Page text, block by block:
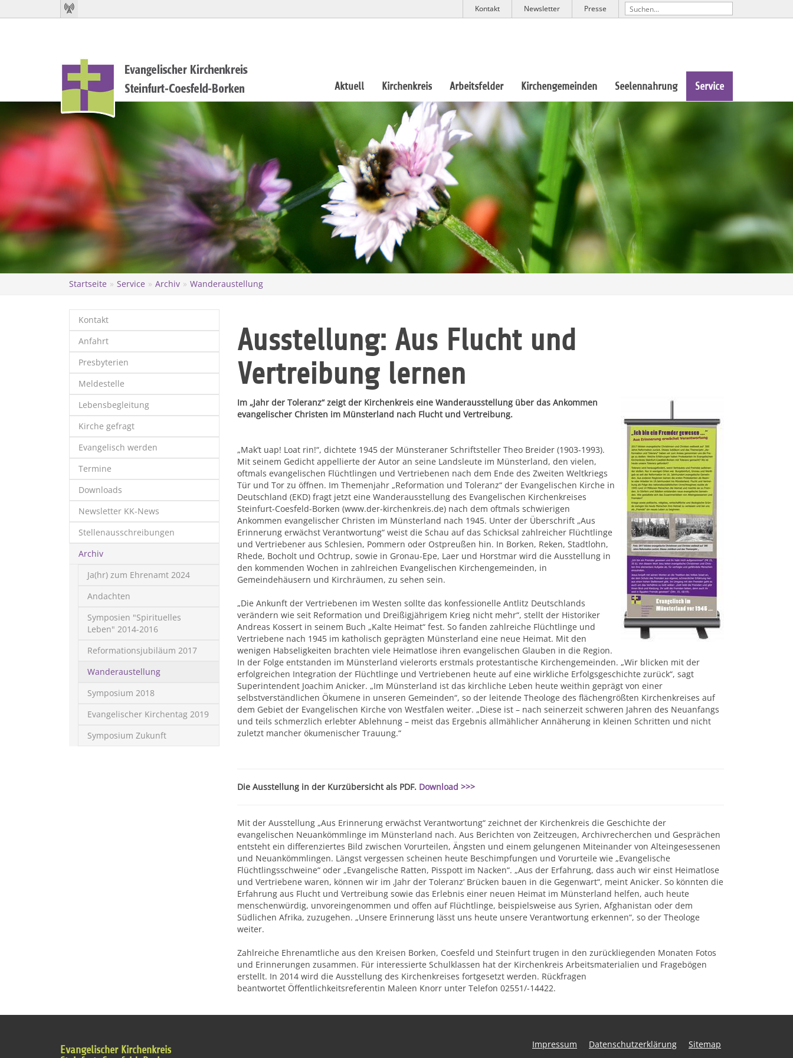
Presse
Newsletter
Kontakt
Aktuell Kirchenkreis Arbeitsfelder Kirchengemeinden Seelennahrung Service
Startseite Service Archiv Wanderaustellung
Kontakt
Anfahrt
Presbyterien
Meldestelle
Lebensbegleitung
Kirche gefragt
Evangelisch werden
Termine
Downloads
Newsletter KK-News
Stellenausschreibungen
Archiv
Ja(hr) zum Ehrenamt 2024
Andachten
Symposien "Spirituelles
Leben" 2014-2016
Reformationsjubiläum 2017
Wanderaustellung
Symposium 2018
Evangelischer Kirchentag 2019
Symposium Zukunft
Ausstellung: Aus Flucht und
Vertreibung lernen
Im „Jahr der Toleranz“ zeigt der Kirchenkreis eine Wanderausstellung über das Ankommen
evangelischer Christen im Münsterland nach Flucht und Vertreibung.
„Mak’t uap! Loat rin!“, dichtete 1945 der Münsteraner Schriftsteller Theo Breider (1903-1993).
Mit seinem Gedicht appellierte der Autor an seine Landsleute im Münsterland, den vielen,
oftmals evangelischen Flüchtlingen und Vertriebenen nach dem Ende des Zweiten Weltkriegs
Tür und Tor zu öffnen. Im Themenjahr „Reformation und Toleranz“ der Evangelischen Kirche in
Deutschland (EKD) fragt jetzt eine Wanderausstellung des Evangelischen Kirchenkreises
Steinfurt-Coesfeld-Borken (www.der-kirchenkreis.de) nach dem oftmals schwierigen
Ankommen evangelischer Christen im Münsterland nach 1945. Unter der Überschrift „Aus
Erinnerung erwächst Verantwortung“ weist die Schau auf das Schicksal zahlreicher Flüchtlinge
und Vertriebener aus Schlesien, Pommern oder Ostpreußen hin. In Borken, Reken, Stadtlohn,
Rhede, Bocholt und Ochtrup, sowie in Gronau-Epe, Laer und Horstmar wird die Ausstellung in
den kommenden Wochen in zahlreichen Evangelischen Kirchengemeinden, in
Gemeindehäusern und Kirchräumen, zu sehen sein.
„Die Ankunft der Vertriebenen im Westen sollte das konfessionelle Antlitz Deutschlands
verändern wie seit Reformation und Dreißigjährigem Krieg nicht mehr“, stellt der Historiker
Andreas Kossert in seinem Buch „Kalte Heimat“ fest. So fanden zahlreiche Flüchtlinge und
Vertriebene nach 1945 im katholisch geprägten Münsterland eine neue Heimat. Mit den
wenigen Habseligkeiten brachten viele Heimatlose ihren evangelischen Glauben in die Region.
In der Folge entstanden im Münsterland vielerorts erstmals protestantische Kirchengemeinden. „Wir blicken mit der
erfolgreichen Integration der Flüchtlinge und Vertriebenen heute auf eine wirkliche Erfolgsgeschichte zurück“, sagt
Superintendent Joachim Anicker. „Im Münsterland ist das kirchliche Leben heute weithin geprägt von einer
selbstverständlichen Ökumene in unseren Gemeinden“, so der leitende Theologe des flächengrößten Kirchenkreises auf
dem Gebiet der Evangelischen Kirche von Westfalen weiter. „Diese ist – nach seinerzeit schweren Jahren des Neuanfangs
und teils schmerzlich erlebter Ablehnung – meist das Ergebnis allmählicher Annäherung in kleinen Schritten und nicht
zuletzt mancher ökumenischer Trauung.“
Die Ausstellung in der Kurzübersicht als PDF. Download >>>
Mit der Ausstellung „Aus Erinnerung erwächst Verantwortung“ zeichnet der Kirchenkreis die Geschichte der
evangelischen Neuankömmlinge im Münsterland nach. Aus Berichten von Zeitzeugen, Archivrecherchen und Gesprächen
entsteht ein differenziertes Bild zwischen Vorurteilen, Ängsten und einem gelungenen Miteinander von Alteingesessenen
und Neuankömmlingen. Längst vergessen scheinen heute Beschimpfungen und Vorurteile wie „Evangelische
Flüchtlingsschweine“ oder „Evangelische Ratten, Pisspott im Nacken“. „Aus der Erfahrung, dass auch wir einst Heimatlose
und Vertriebene waren, können wir im ‚Jahr der Toleranz‘ Brücken bauen in die Gegenwart“, meint Anicker. So könnten die
Erfahrung aus Flucht und Vertreibung sowie das Erlebnis einer neuen Heimat im Münsterland helfen, auch heute
menschenwürdig, unvoreingenommen und offen auf Flüchtlinge, beispielsweise aus Syrien, Afghanistan oder dem
Südlichen Afrika, zuzugehen. „Unsere Erinnerung lässt uns heute unsere Verantwortung erkennen“, so der Theologe
weiter.
Zahlreiche Ehrenamtliche aus den Kreisen Borken, Coesfeld und Steinfurt trugen in den zurückliegenden Monaten Fotos
und Erinnerungen zusammen. Für interessierte Schulklassen hat der Kirchenkreis Arbeitsmaterialien und Fragebögen
erstellt. In 2014 wird die Ausstellung des Kirchenkreises fortgesetzt werden. Rückfragen
beantwortet Öffentlichkeitsreferentin Maleen Knorr unter Telefon 02551/-14422.
Evangelischer Kirchenkreis
Impressum Datenschutzerklärung Sitemap